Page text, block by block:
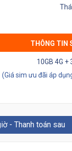
THÔNG TIN
10GB 4G
(Giá sim ưu đãi áp
- Thanh toán sau